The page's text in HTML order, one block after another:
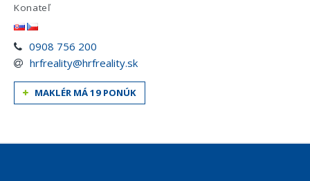
Konateľ
0908 756 200
hrfreality@hrfreality.sk
MAKLÉR MÁ 19 PONÚK